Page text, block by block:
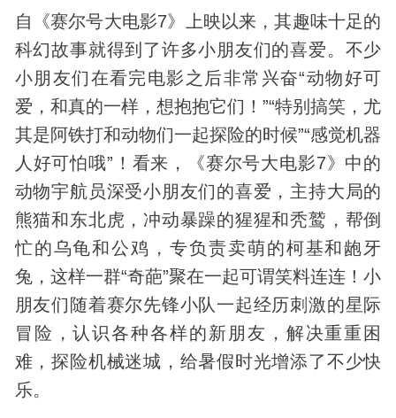
自《赛尔号大电影7》上映以来，其趣味十足的
科幻故事就得到了许多小朋友们的喜爱。不少
小朋友们在看完电影之后非常兴奋“动物好可
爱，和真的一样，想抱抱它们！”“特别搞笑，尤
其是阿铁打和动物们一起探险的时候”“感觉机器
人好可怕哦”！看来，《赛尔号大电影7》中的
动物宇航员深受小朋友们的喜爱，主持大局的
熊猫和东北虎，冲动暴躁的猩猩和秃鹫，帮倒
忙的乌龟和公鸡，专负责卖萌的柯基和龅牙
兔，这样一群“奇葩”聚在一起可谓笑料连连！小
朋友们随着赛尔先锋小队一起经历刺激的星际
冒险，认识各种各样的新朋友，解决重重困
难，探险机械迷城，给暑假时光增添了不少快
乐。